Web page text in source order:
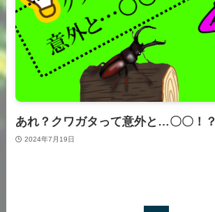
あれ？クワガタって意外と…〇〇！？
2024年7月19日